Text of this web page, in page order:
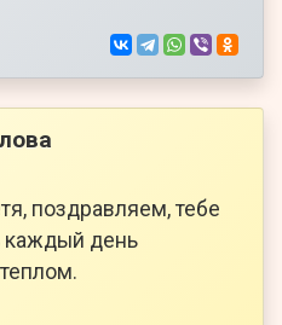
поздравляем, тебе
каждый день